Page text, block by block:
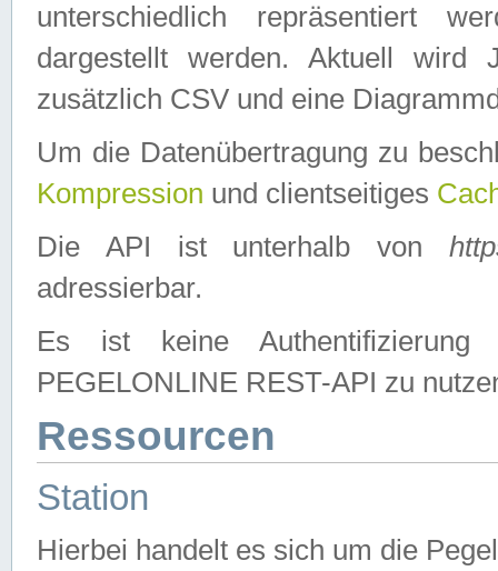
unterschiedlich repräsentiert
dargestellt werden. Aktuell wird
zusätzlich CSV und eine
Um die Datenübertragung zu
Kompression und clientseitiges
Die API ist unterhalb von
adressierbar.
Es ist keine
PEGELONLINE REST-API zu
Ressourcen
Station
Hierbei handelt es sich um die